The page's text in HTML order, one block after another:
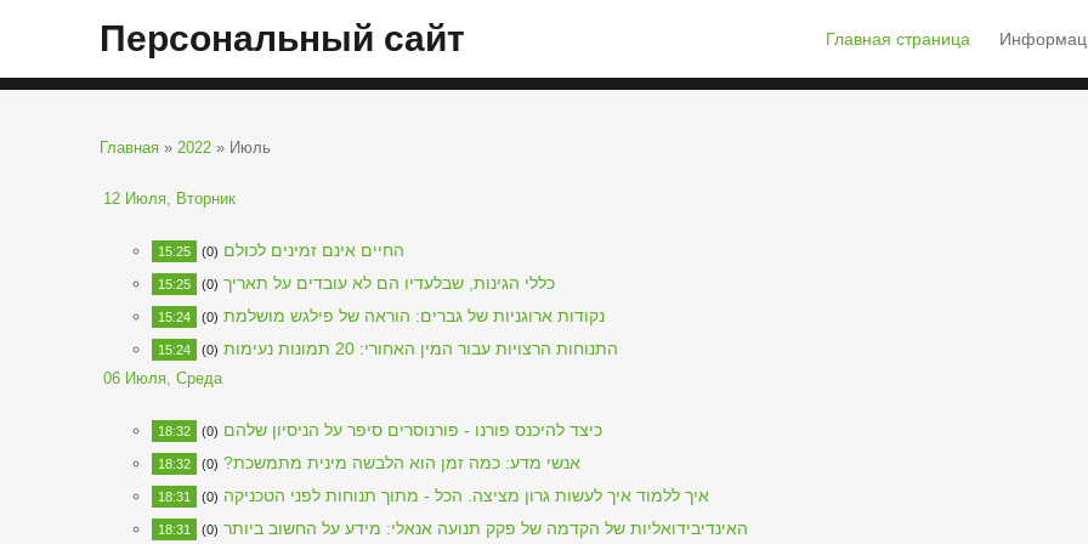
Персональный сайт Главная страница
Главная » 2022 » Июль
12 Июля, Вторник
15:25 החיים אינם זמינים לכולם (0)
15:25 כללי הגינות, שבלעדיו הם לא עובדים על תאריך (0)
15:24 נקודות ארוגניות של גברים: הוראה של פילגש מושלמת (0)
15:24 התנוחות הרצויות עבור המין האחורי: 20 תמונות נעימות (0)
06 Июля, Среда
18:32 כיצד להיכנס פורנו - פורנוסרים סיפר על הניסיון שלהם (0)
18:32 אנשי מדע: כמה זמן הוא הלבשה מינית מתמשכת? (0)
18:31 איך ללמוד איך לעשות גרון מציצה. הכל - מתוך תנוחות לפני הטכניקה (0)
18:31 האינדיבידואליות של הקדמה של פקק תנועה אנאלי: מידע על החשוב ביותר (0)